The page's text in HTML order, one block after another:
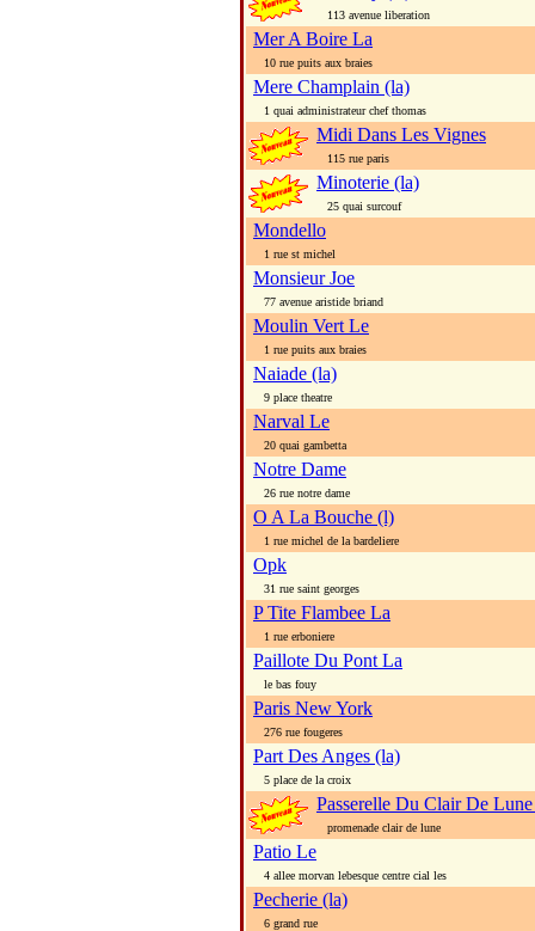
113 avenue liberation
Mer A Boire La
10 rue puits aux braies
Mere Champlain (la)
1 quai administrateur chef thomas
Midi Dans Les Vignes
115 rue paris
Minoterie (la)
25 quai surcouf
Mondello
1 rue st michel
Monsieur Joe
77 avenue aristide briand
Moulin Vert Le
1 rue puits aux braies
Naiade (la)
9 place theatre
Narval Le
20 quai gambetta
Notre Dame
26 rue notre dame
O A La Bouche (l)
1 rue michel de la bardeliere
Opk
31 rue saint georges
P Tite Flambee La
1 rue erboniere
Paillote Du Pont La
le bas fouy
Paris New York
276 rue fougeres
Part Des Anges (la)
5 place de la croix
Passerelle Du Clair De
promenade clair de lune
Patio Le
4 allee morvan lebesque centre cial les
Pecherie (la)
6 grand rue